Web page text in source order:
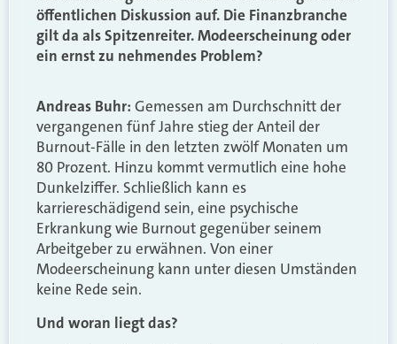
öffentlichen Diskussion auf. Die Finanzbranche
gilt da als Spitzenreiter. Modeerscheinung oder
ein ernst zu nehmendes Problem?
Andreas Buhr: Gemessen am Durchschnitt der
vergangenen fünf Jahre stieg der Anteil der
Burnout-Fälle in den letzten zwölf Monaten um
80 Prozent. Hinzu kommt vermutlich eine hohe
Dunkelziffer. Schließlich kann es
karriereschädigend sein, eine psychische
Erkrankung wie Burnout gegenüber seinem
Arbeitgeber zu erwähnen. Von einer
Modeerscheinung kann unter diesen Umständen
keine Rede sein.
Und woran liegt das?